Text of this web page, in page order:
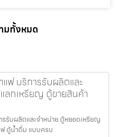
มทั้งหมด
ฟ บริการรับผลิตและ
ลกเหรียญ ตู้ขายสินค้า
รับผลิตและจำหน่าย ตู้หยอดเหรียญ
ตู้น้ำดื่ม แบบครบ